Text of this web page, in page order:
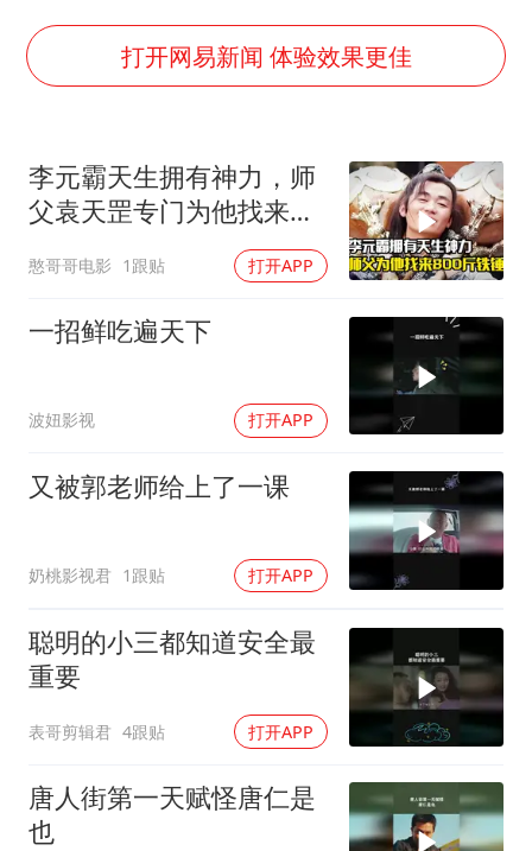
茅台部分直营店飞天茅台提价
夏日经济乘“热”而上 消费市场向“新”而行
酒店回应车内过夜被收150元
黄金牛市回来了吗
酒店花洒现排泄物住客索赔遭拒
乐享全民健身 共筑健康中国
打开网易新闻 体验效果更佳
李元霸天生拥有神力，师
父袁天罡专门为他找来
800斤铁锤，剧情片
憨哥哥电影 1跟贴 打开APP
一招鲜吃遍天下
波妞影视 打开APP
又被郭老师给上了一课
奶桃影视君 1跟贴 打开APP
聪明的小三都知道安全最
重要
表哥剪辑君 4跟贴 打开APP
唐人街第一天赋怪唐仁是
也